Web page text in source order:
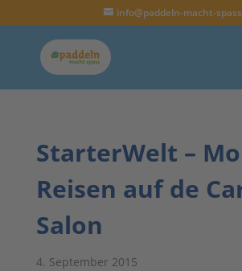
info@paddeln-macht-
StarterWelt –
Reisen auf de
Salon
4. September 2015